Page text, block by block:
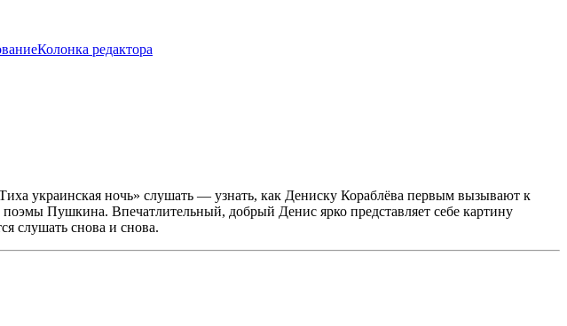
Колонка редактора
украинская ночь» слушать — узнать, как Дениску Кораблёва первым вызывают к
Пушкина. Впечатлительный, добрый Денис ярко представляет себе картину
слушать снова и снова.